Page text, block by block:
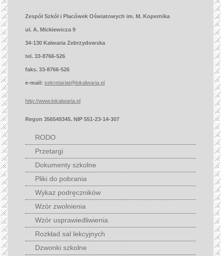
Zespół Szkół i Placówek Oświatowych im. M. Kopernika
ul. A. Mickiewicza 9
34-130 Kalwaria Zebrzydowska
tel. 33-8766-526
faks. 33-8766-526
e-mail: sekretariat@lokalwaria.pl
http://www.lokalwaria.pl
Regon 356549345. NIP 551-23-14-307
RODO
Przetargi
Dokumenty szkolne
Pliki do pobrania
Wykaz podręczników
Wzór zwolnienia
Wzór usprawiedliwienia
Rozkład sal lekcyjnych
Dzwonki szkolne